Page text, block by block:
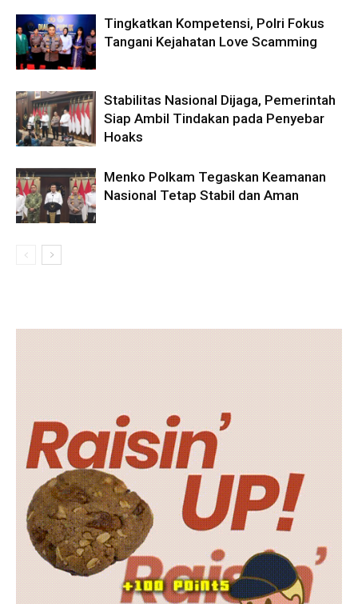
Tingkatkan Kompetensi, Polri Fokus
Tangani Kejahatan Love Scamming
Stabilitas Nasional Dijaga, Pemerintah
Siap Ambil Tindakan pada Penyebar
Hoaks
Menko Polkam Tegaskan Keamanan
Nasional Tetap Stabil dan Aman